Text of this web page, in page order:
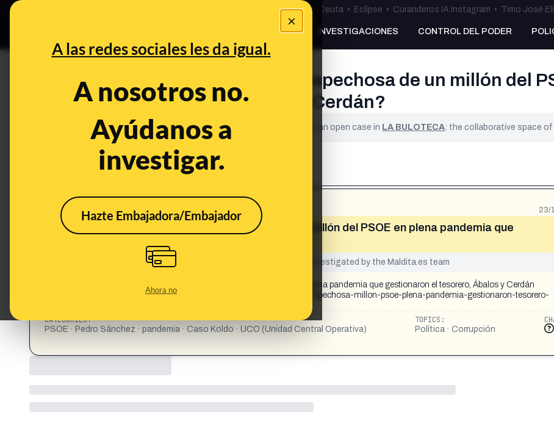
×
A las redes sociales les da igual.
A nosotros no.
Ayúdanos a
investigar.
Hazte Embajadora/Embajador
Ahora no
Especial Ceuta•Bulos Ceuta • Eclipse • Curanderos IA Instagram • Timo José
PREBUNKING INVESTIGACIONES CONTROL DEL PODER
¿La UCO rastrea una donación sospechosa de un millón del
gestionaron el tesorero, Ábalos y Cerdán?
This content has NOT yet been verified. It is an open case in LA BULOTECA: the collaborative space
What's being said: 23/
«La UCO rastrea una donación sospechosa de un millón del PSOE en plena pandemia que
This content has not yet been investigated by the Maldita.es team
La UCO rastrea una donación sospechosa de un millón del PSOE en plena pandemia que gestionaron el tesorero, Ábalos y Cerdán
https://www.eldebate.com/espana/20251022/uco-rastrea-donacion-sospechosa-millon-psoe-plena-pandemia-gestionaron-tesorero-
CATEGORIES:
PSOE · Pedro Sánchez · pandemia · Caso Koldo · UCO (Unidad Central Operativa)
TOPICS:
Política · Corrupción